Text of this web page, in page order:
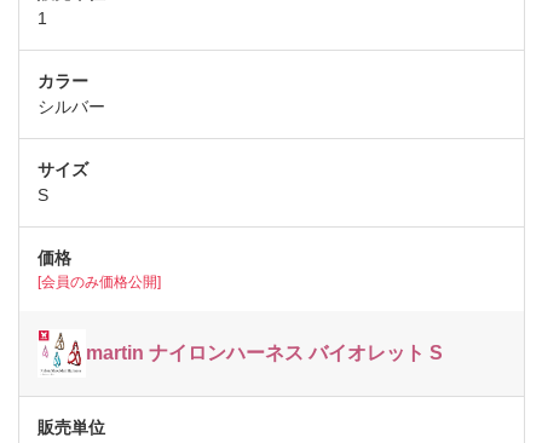
1
シルバー
S
[会員のみ価格公開]
martin ナイロンハーネス バイオレット S